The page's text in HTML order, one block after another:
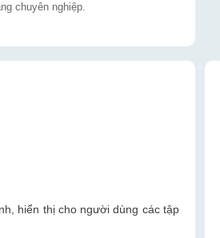
chuyên nghiệp.
hiển thị cho người dùng các tập